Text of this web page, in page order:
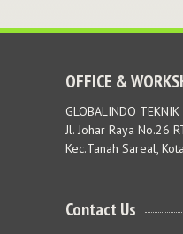
OFFICE &
GLOBALINDO
Jl. Johar Raya No.26
Kec.Tanah Sareal,
Contact Us